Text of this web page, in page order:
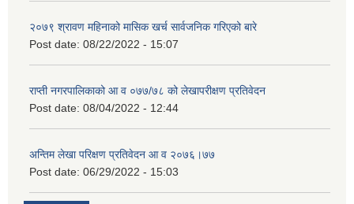
२०७९ श्रावण महिनाको मासिक खर्च सार्वजनिक गरिएको बारे
Post date: 08/22/2022 - 15:07
राप्ती नगरपालिकाको आ व ०७७/७८ को लेखापरीक्षण प्रतिवेदन
Post date: 08/04/2022 - 12:44
अन्तिम लेखा परिक्षण प्रतिवेदन आ व २०७६।७७
Post date: 06/29/2022 - 15:03